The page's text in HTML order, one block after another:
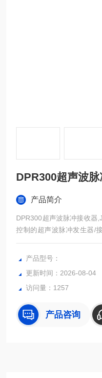
DPR300超声波
产品简介
DPR300超声波脉冲接收器
控制的超声波脉冲发生器/
仪器控制包括接收器增益
脉冲能量、脉冲幅度、脉
提供手动控制选项。
产品型号：
更新时间：2026-08-04
访问量：1257
产品咨询